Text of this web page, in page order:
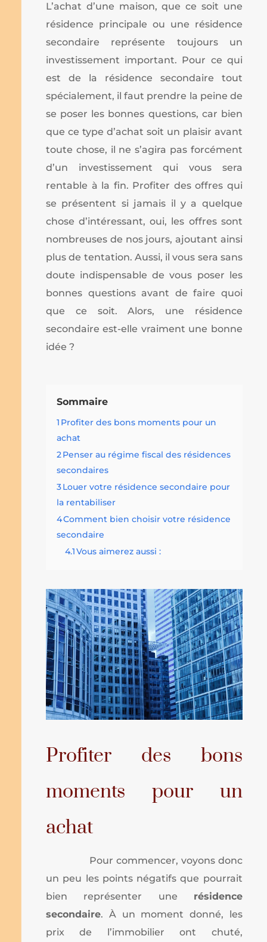
L’achat d’une maison, que ce soit une
résidence principale ou une résidence
secondaire représente toujours un
investissement important. Pour ce qui
est de la résidence secondaire tout
spécialement, il faut prendre la peine de
se poser les bonnes questions, car bien
que ce type d’achat soit un plaisir avant
toute chose, il ne s’agira pas forcément
d’un investissement qui vous sera
rentable à la fin. Profiter des offres qui
se présentent si jamais il y a quelque
chose d’intéressant, oui, les offres sont
nombreuses de nos jours, ajoutant ainsi
plus de tentation. Aussi, il vous sera sans
doute indispensable de vous poser les
bonnes questions avant de faire quoi
que ce soit. Alors, une résidence
secondaire est-elle vraiment une bonne
idée ?
Sommaire
1 Profiter des bons moments pour un
achat
2Penser au régime fiscal des résidences
secondaires
3Louer votre résidence secondaire pour
la rentabiliser
4Comment bien choisir votre résidence
secondaire
4.1Vous aimerez aussi :
Profiter des bons
moments pour un
achat
Pour commencer, voyons donc
un peu les points négatifs que pourrait
bien représenter une résidence
secondaire. À un moment donné, les
prix de l’immobilier ont chuté,